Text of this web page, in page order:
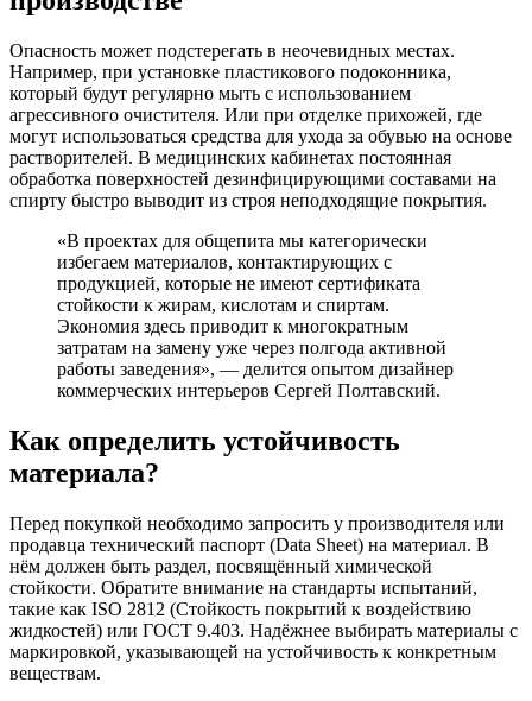
Опасность может подстерегать в неочевидных местах.
Например, при установке пластикового подоконника,
который будут регулярно мыть с использованием
агрессивного очистителя. Или при отделке прихожей, где
могут использоваться средства для ухода за обувью на основе
растворителей. В медицинских кабинетах постоянная
обработка поверхностей дезинфицирующими составами на
спирту быстро выводит из строя неподходящие покрытия.
«В проектах для общепита мы категорически
избегаем материалов, контактирующих с
продукцией, которые не имеют сертификата
стойкости к жирам, кислотам и спиртам.
Экономия здесь приводит к многократным
затратам на замену уже через полгода активной
работы заведения», — делится опытом дизайнер
коммерческих интерьеров Сергей Полтавский.
Как определить устойчивость
материала?
Перед покупкой необходимо запросить у производителя или
продавца технический паспорт (Data Sheet) на материал. В
нём должен быть раздел, посвящённый химической
стойкости. Обратите внимание на стандарты испытаний,
такие как ISO 2812 (Стойкость покрытий к воздействию
жидкостей) или ГОСТ 9.403. Надёжнее выбирать материалы с
маркировкой, указывающей на устойчивость к конкретным
веществам.